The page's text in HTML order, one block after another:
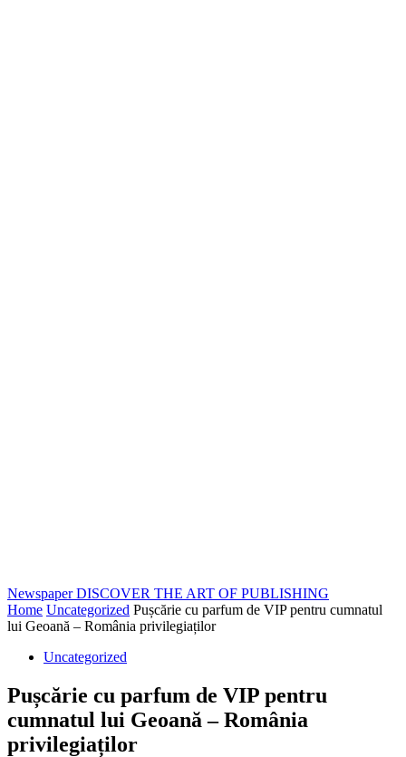
Newspaper DISCOVER THE ART OF PUBLISHING
Home Uncategorized Pușcărie cu parfum de VIP pentru cumnatul
lui Geoană – România privilegiaților
Uncategorized
Pușcărie cu parfum de VIP pentru
cumnatul lui Geoană – România
privilegiaților